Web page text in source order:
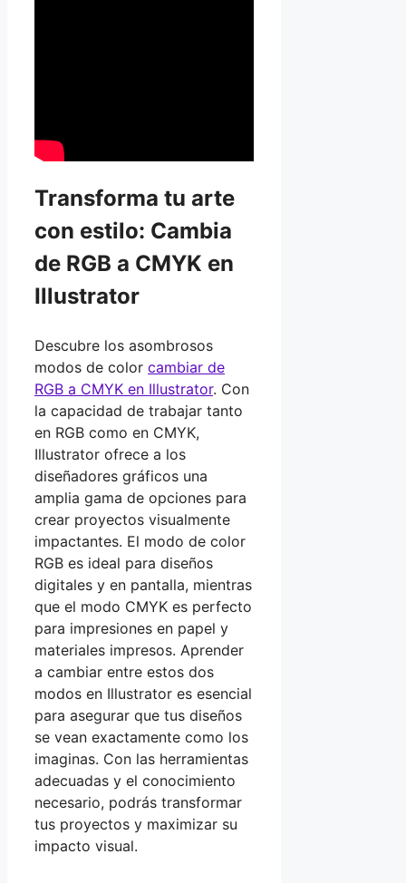
Transforma tu arte
con estilo: Cambia
de RGB a CMYK en
Illustrator
Descubre los asombrosos
modos de color cambiar de
RGB a CMYK en Illustrator. Con
la capacidad de trabajar tanto
en RGB como en CMYK,
Illustrator ofrece a los
diseñadores gráficos una
amplia gama de opciones para
crear proyectos visualmente
impactantes. El modo de color
RGB es ideal para diseños
digitales y en pantalla, mientras
que el modo CMYK es perfecto
para impresiones en papel y
materiales impresos. Aprender
a cambiar entre estos dos
modos en Illustrator es esencial
para asegurar que tus diseños
se vean exactamente como los
imaginas. Con las herramientas
adecuadas y el conocimiento
necesario, podrás transformar
tus proyectos y maximizar su
impacto visual.